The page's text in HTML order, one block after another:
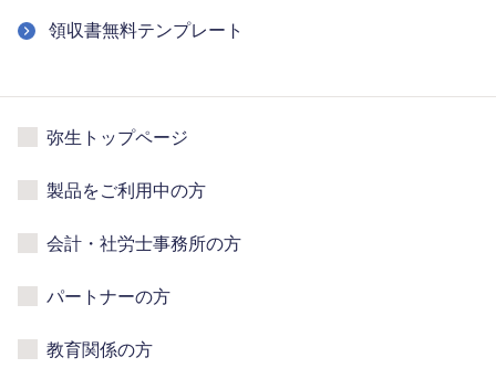
領収書無料テンプレート
弥生トップページ
製品をご利用中の方
会計・社労士事務所の方
パートナーの方
教育関係の方